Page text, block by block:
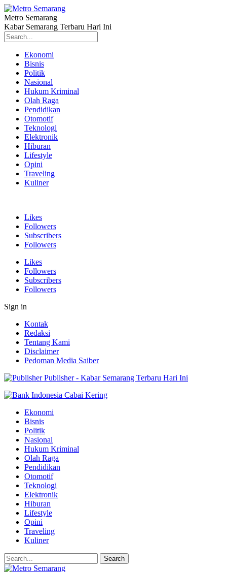
Metro Semarang
Kabar Semarang Terbaru Hari Ini
Ekonomi
Bisnis
Politik
Nasional
Hukum Kriminal
Olah Raga
Pendidikan
Otomotif
Teknologi
Elektronik
Hiburan
Lifestyle
Opini
Traveling
Kuliner
Likes
Followers
Subscribers
Followers
Likes
Followers
Subscribers
Followers
Sign in
Kontak
Redaksi
Tentang Kami
Disclaimer
Pedoman Media Saiber
Publisher - Kabar Semarang Terbaru Hari Ini
Ekonomi
Bisnis
Politik
Nasional
Hukum Kriminal
Olah Raga
Pendidikan
Otomotif
Teknologi
Elektronik
Hiburan
Lifestyle
Opini
Traveling
Kuliner